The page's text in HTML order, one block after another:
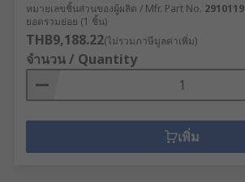
หมายเลขชิ้นส่วนของผู้ผลิต / Mfr. Part No. 2910119
ยอดรวมย่อย (1 ชิ้น)
THB9,188.22(ไม่รวมภาษีมูลค่าเพิ่ม)
จำนวน / Quantity
เพิ่ม